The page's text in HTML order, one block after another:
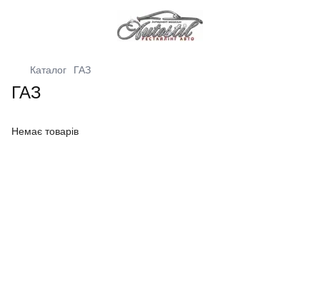
Каталог ГАЗ
ГАЗ
Немає товарів